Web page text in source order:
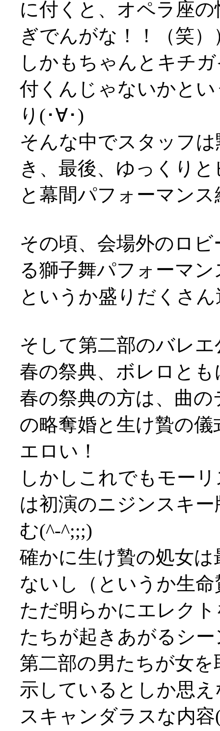
に付くと、オペラ座
ぎでんがな！！（笑）
しかもちゃんとキチ
付くんじゃないかと
り(･∀･)
そんな中でスタッフ
き、最後、ゆっくり
と幕間パフォーマン
その頃、会場外のロ
る獅子舞パフォーマ
というか盛りだくさ
そして第二部のバレエ
春の祭典、ボレロと
春の祭典の方は、曲
の略奪婚と生け贄の
エロい！
しかしこれでもモー
は初演のニジンスキ
む(^-^;;;)
確かに生け贄の処女
ないし（というか生
ただ明らかにエレク
たちが起きあがるシ
第二部の男たちが女
示しているとしか思
スキャンダラスな内容